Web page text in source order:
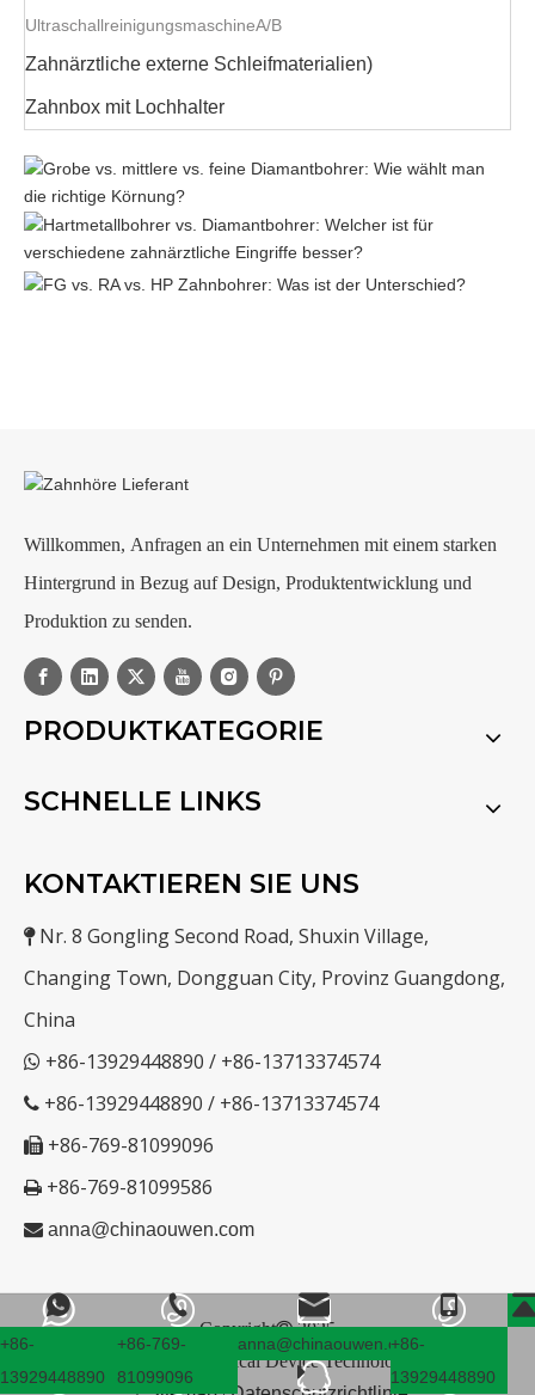
UltraschallreinigungsmaschineA/B
Zahnärztliche externe Schleifmaterialien)
Zahnbox mit Lochhalter
Willkommen, Anfragen an ein Unternehmen mit einem starken
Hintergrund in Bezug auf Design, Produktentwicklung und
Produktion zu senden.
PRODUKTKATEGORIE
SCHNELLE LINKS
KONTAKTIEREN SIE UNS
Nr. 8 Gongling Second Road, Shuxin Village,
Changing Town, Dongguan City, Provinz Guangdong,
China
 +86-13929448890 / +86-13713374574
 +86-13929448890 / +86-13713374574
 +86-769-81099096
 +86-769-81099586
 anna@chinaouwen.com
+86-
13929448890
+86-769-
81099096
anna@chinaouwen.com
+86-
13929448890
Copyright2025
Dongguan Ouwen Medical Device Technology Co.,Ltd